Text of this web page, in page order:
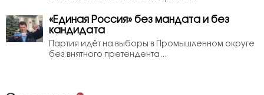
«Единая Россия» без мандата и без
кандидата
Партия идёт на выборы в Промышленном округе
без внятного претендента...